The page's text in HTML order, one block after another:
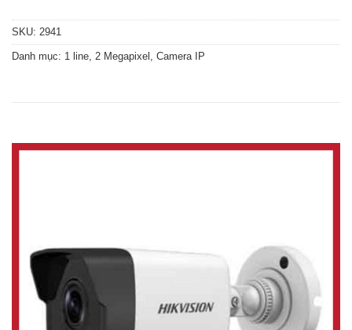
SKU: 2941
Danh mục: 1 line, 2 Megapixel , Camera IP